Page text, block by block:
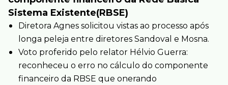
Sistema Existente(RBSE)
Diretora Agnes solicitou vistas ao processo após
longa peleja entre diretores Sandoval e Mosna.
Voto proferido pelo relator Hélvio Guerra:
reconheceu o erro no cálculo do componente
financeiro da RBSE que onerando